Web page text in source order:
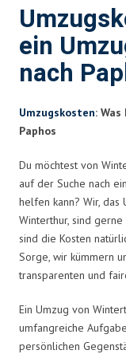
ein
nach
Umzugskosten:
Paphos
Du möchtest von
auf der Suche nach
helfen kann? Wir, das
Winterthur, sind
sind die Kosten
Sorge, wir kümmern
transparenten und
Ein Umzug von
umfangreiche
persönlichen